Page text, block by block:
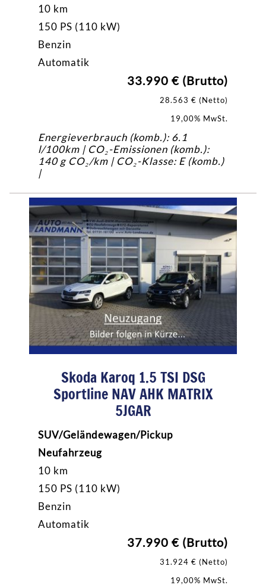
10 km
150 PS (110 kW)
Benzin
Automatik
33.990 € (Brutto)
28.563 € (Netto)
19,00% MwSt.
Energieverbrauch (komb.): 6.1
l/100km | CO₂-Emissionen (komb.):
140 g CO₂/km | CO₂-Klasse: E (komb.)
|
Skoda Karoq 1.5 TSI DSG
Sportline NAV AHK MATRIX
5JGAR
SUV/Geländewagen/Pickup
Neufahrzeug
10 km
150 PS (110 kW)
Benzin
Automatik
37.990 € (Brutto)
31.924 € (Netto)
19,00% MwSt.